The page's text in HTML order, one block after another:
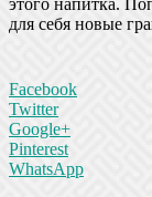
для себя новые
Facebook
Twitter
Google+
Pinterest
WhatsApp